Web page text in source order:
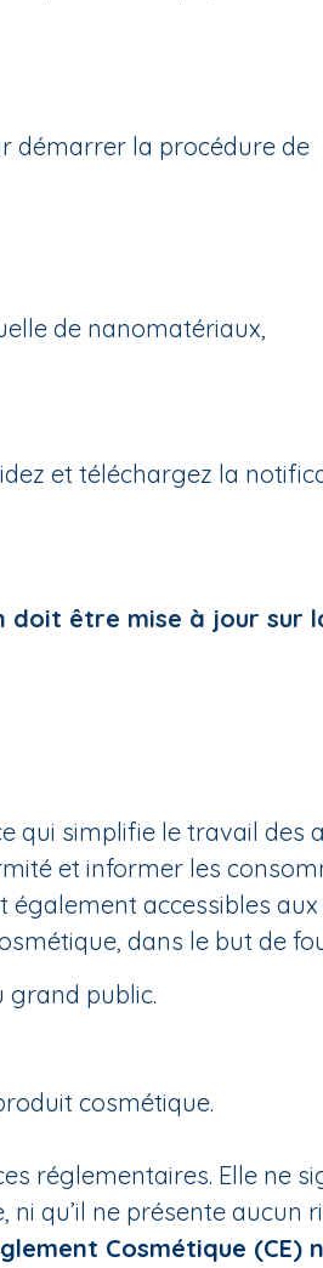
démarrer la procédure de
de nanomatériaux,
et téléchargez la
être mise à jour sur
qui simplifie le travail
et informer les
également accessibles
dans le but de
grand public.
cosmétique.
réglementaires. Elle ne
qu’il ne présente aucun
Cosmétique (CE)